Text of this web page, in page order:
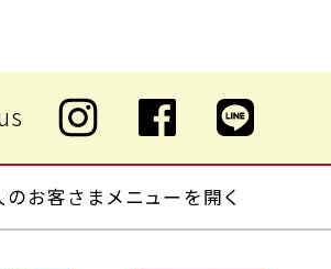
お客さまメニューを開く